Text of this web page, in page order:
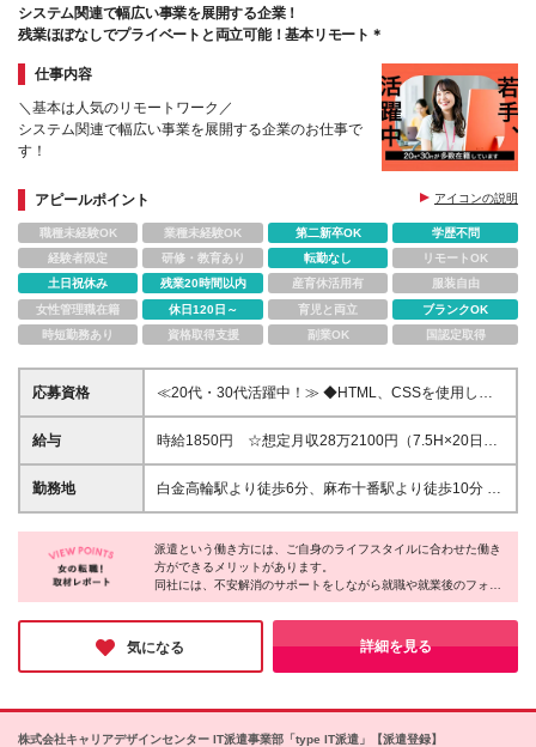
システム関連で幅広い事業を展開する企業！
残業ほぼなしでプライベートと両立可能！基本リモート＊
仕事内容
＼基本は人気のリモートワーク／
システム関連で幅広い事業を展開する企業のお仕事で
す！
アピールポイント アイコンの説明
職種未経験OK 業種未経験OK 第二新卒OK
学歴不問
経験者限定
研修・教育あり 転勤なし
リモートOK
土日祝休み
残業20時間以内 産育休活用有
服装自由
女性管理職在籍
休日120日～ 育児と両立
ブランクOK
時短勤務あり
資格取得支援 副業OK 国認定取得
応募資格
≪20代・30代活躍中！≫ ◆HTML、CSSを使用した
サイト更新の実務経験 ※ブランクがある方やこれまで
のご経験に自信がない方も、まずはお気軽にご応募く
と、面談までがスムーズです！
給与
時給1850円 ☆想定月収28万2100円（7.5H×20日
+残業2.5H） ※交通費全額支給 ※在宅日数に応じて、
在宅勤務手当あり
勤務地
白金高輪駅より徒歩6分、麻布十番駅より徒歩10分 ▼
服装：オフィスカジュアル ▼働き方：基本在宅勤務
※始めの約2週間は出社をお願いする予定です。 ※状
況に応じて変動する可能性があります。 ▼受動喫煙
対策：屋内禁煙
派遣という働き方には、ご自身のライフスタイルに合わせた働き
方ができるメリットがあります。
同社には、不安解消のサポートをしながら就職や就業後のフォロ
ーを担当するコーディネーターがいるそう。
派遣先には言いにくいような要望から、小さな不安までしっかり
と聞いてくれるスタッフがいると、安心しますよね♪
気になる 詳細を見る
株式会社キャリアデザインセンター IT派遣事業部「type IT派遣」【派遣登録】